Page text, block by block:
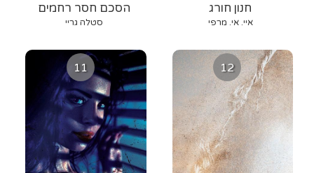
הסכם חסר רחמים
סטלה גריי
חנון חורג
איי. אי. מרפי
11 12